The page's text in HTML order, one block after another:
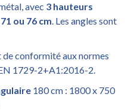
avec 3 hauteurs
ou 76 cm. Les angles sont
conformité aux normes
1729-2+A1:2016-2.
180 cm : 1800 x 750